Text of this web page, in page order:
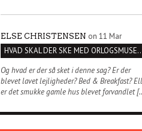
ELSE CHRISTENSEN on 11 Mar
HVAD SKAL DER SKE
Og hvad er der så sket i denne sag? Er der
blevet lavet lejligheder? Bed & Breakfast?
er det smukke gamle hus blevet forvandlet